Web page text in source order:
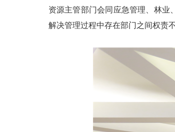
资源主管部门会同应急管理、林业
解决管理过程中存在部门之间权责